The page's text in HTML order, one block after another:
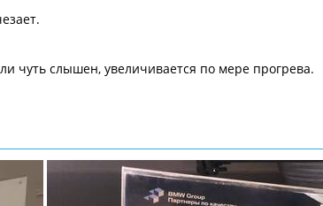
чуть слышен, увеличивается по мере прогрева.